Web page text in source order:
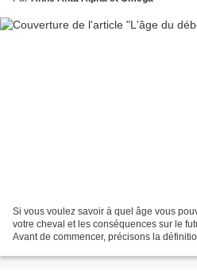
Si vous voulez savoir à quel âge vous
votre cheval et les conséquences sur le
Avant de commencer, précisons la